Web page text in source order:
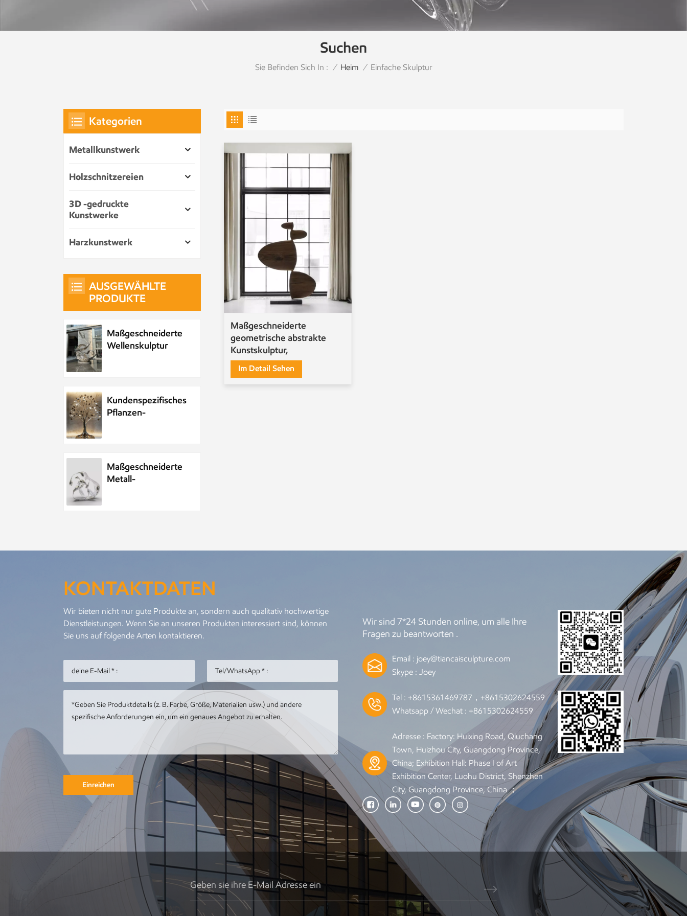
Suchen
Sie Befinden Sich In : / Heim / Einfache Skulptur
Maßgeschneiderte
geometrische abstrakte
Kunstskulptur,
bodenstehende Ornamente,
Holzschnitzerei,
Im Detail Sehen
Kategorien
Metallkunstwerk
Holzschnitzereien
3D -gedruckte
Kunstwerke
Harzkunstwerk
AUSGEWÄHLTE
PRODUKTE
Maßgeschneiderte
Wellenskulptur
Kundenspezifisches
Pflanzen-
Maßgeschneiderte
Metall-
Edelstahl im Park,
Nachtszenenskulptur
Meeresleben-
Abstraktes
Goldfisch-
Metall und
Edelstahl
Personalisierter
Metallanhänger
mit Meereswal-
Kunstwerk
Metall-Edelstahl-
Tier-Metall-Pfau-
Skulptur
Runde
Gebäudeskulptur
aus Metall,
Gartenlandschaft,
Skulptur,
Kunstinstallation
KONTAKTDATEN
Wir bieten nicht nur gute Produkte an, sondern auch qualitativ hochwertige
Dienstleistungen. Wenn Sie an unseren Produkten interessiert sind, können
Sie uns auf folgende Arten kontaktieren.
Einreichen
Wir sind 7*24 Stunden online, um alle Ihre
Fragen zu beantworten .
Email : joey@tiancaisculpture.com
Skype :Joey
Tel : +8615361469787，+8615302624559
Whatsapp / Wechat : +8615302624559
Adresse : Factory: Huixing Road, Qiuchang
Town, Huizhou City, Guangdong Province,
China; Exhibition Hall: Phase I of Art
Exhibition Center, Luohu District, Shenzhen
City, Guangdong Province, China ；